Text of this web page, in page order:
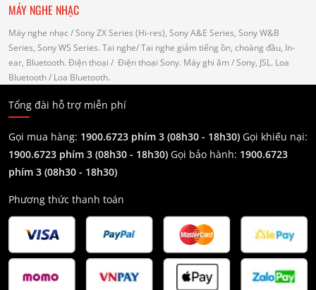
MÁY NGHE NHẠC
Máy nghe nhạc / Sony ZX Series (Hi-res), Sony A&E Series, Sony W&B
Series, Sony WS Series. Tai nghe/ Tai nghe giảm tiếng ồn, choàng đầu, In-
ear, Bluetooth. Điện thoại / Điện thoại Sony. Máy ghi âm / Sony, JSL. Loa
Bluetooth/ Loa Bluetooth.
Tổng đài hỗ trợ miễn phí
Gọi mua hàng: 1900.6723 phím 3 (08h30 - 18h30) Gọi khiếu nại:
1900.6723 phím 3 (08h30 - 18h30) Gọi bảo hành: 1900.6723
phím 3 (08h30 - 18h30)
Phương thức thanh toán